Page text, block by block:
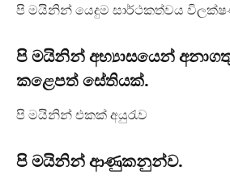
පි මයිනින් යෙදුම සාර්ථකත්වය
පි මයිනින් අභ්‍යාසයෙන්
කළෙපත් සේතියක්.
පි මයිනින් එකක් අයුරැව
පි මයිනින් ආණුකනුන්ව.